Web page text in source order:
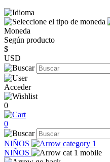
Moneda
Según producto
$
USD
Acceder
0
0
NIÑOS
NIÑOS